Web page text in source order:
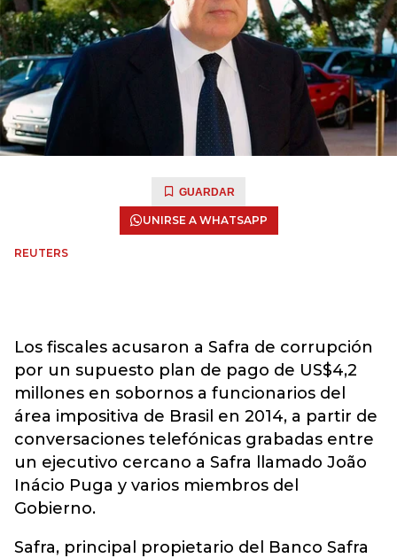
GUARDAR
UNIRSE A WHATSAPP
REUTERS
Los fiscales acusaron a Safra de corrupción
por un supuesto plan de pago de US$4,2
millones en sobornos a funcionarios del
área impositiva de Brasil en 2014, a partir de
conversaciones telefónicas grabadas entre
un ejecutivo cercano a Safra llamado João
Inácio Puga y varios miembros del
Gobierno.
Safra, principal propietario del Banco Safra